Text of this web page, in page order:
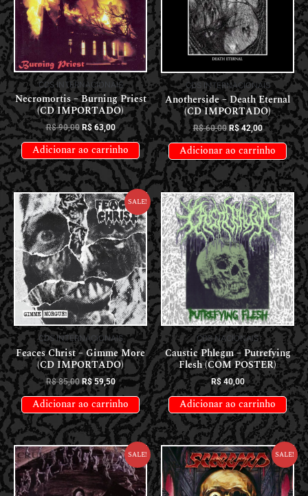
CDS INTERNACIONAIS
Necromortis – Burning Priest
(CD IMPORTADO)
R$90,00 R$63,00
Adicionar ao carrinho
CDS INTERNACIONAIS
Anotherside – Death Eternal
(CD IMPORTADO)
R$60,00 R$42,00
Adicionar ao carrinho
Sale!
CDS INTERNACIONAIS
Feaces Christ – Gimme More
(CD IMPORTADO)
R$85,00 R$59,50
Adicionar ao carrinho
CDS NACIONAIS
Caustic Phlegm – Putrefying
Flesh (COM POSTER)
R$40,00
Adicionar ao carrinho
Sale! Sale!